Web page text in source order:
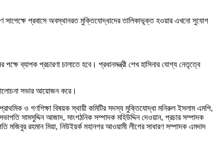
প্রবাসে অবস্থানরত মুক্তিযোদ্ধাদের তালিকাভূক্ত হওয়ার এখনো সুযোগ
ব্যাপক প্রচারণা চালাতে হবে। প্রধানমন্ত্রী শেখ হাসিনার যোগ্য নেতৃত্বে
আলোচনা সভার আয়োজন করে।
ও গণশিক্ষা বিষয়ক স্থায়ী কমিটির সদস্য মুক্তিযোদ্ধা মনিরুল ইসলাম এমপি,
সামসুদ্দিন আজাদ, সাংগঠনিক সম্পাদক মহিউদ্দিন দেওয়ান, প্রচার সম্পাদক
রহমান মিয়া, নিউইয়র্ক মহানগর আওয়ামী লীগের সাধারণ সম্পাদক এমদাদ